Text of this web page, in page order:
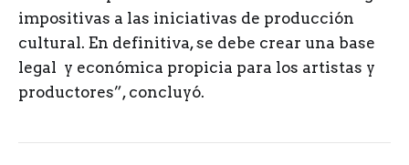
impositivas a las iniciativas de producción
cultural. En definitiva, se debe crear una base
legal y económica propicia para los artistas y
productores”, concluyó.